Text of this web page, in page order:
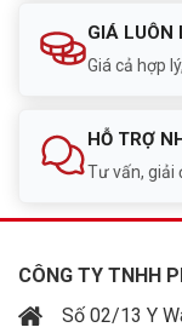
GIÁ LUÔN
Giá cả hợp
HỖ TRỢ
Tư vấn, giải
CÔNG TY TNHH
Số 02/13 Y